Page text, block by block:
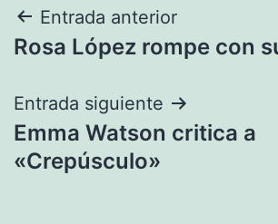
Navegación
de
entradas
Entrada anterior
Rosa López rompe con
Entrada siguiente
Emma Watson critica a
«Crepúsculo»